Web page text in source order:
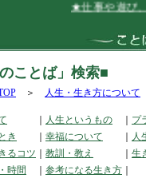
★仕事や遊び、家
ことば」検索■
＞ 人生・生き方について
人生というもの
プ
き
幸福について
人
るコツ
教訓・教え
生
時間
参考になる生き方